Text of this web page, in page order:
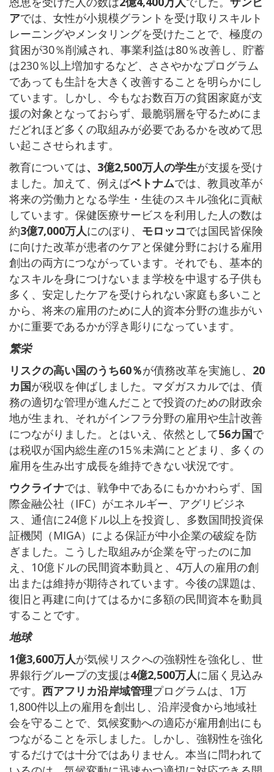
アでは、女性が小規模グラントを受け取りスキルト
レーニングやメンタリングを受けたことで、極度の
貧困が30％削減され、事業利益は80％改善し、貯蓄
は230％以上増加するなど、ささやかなプログラム
であっても生計を大きく改善することを明らかにし
ています。しかし、今もなお数百万の貧困家庭が支
援の対象となっておらず、最脆弱層を守るためにま
だどれほど多くの取組みが必要であるかを改めて思
い起こさせられます。
教育については、3億2,500万人の学生が支援を受け
ました。加えて、例えばベトナムでは、教員改革が
将来の労働力となる学生・生徒のスキル強化に貢献
しています。保健医療サービスを利用した人の数は
約3億7,000万人にのぼり、 モロッコでは国民皆保険
に向けた改革が患者のケアと保健分野における雇用
創出の両方につながっています。それでも、基本的
なスキルを身につけないまま学校を中退する子供も
多く、安定したケアを受けられない家庭も多いこと
から、将来の雇用のために人的資本分野の進歩がい
かに重要であるかが浮き彫りになっています。
繁栄
リスクの高い国のうち60％が債務改革を実施し、 20
カ国が税収を伸ばしました。マダガスカルでは、債
務の適切な管理が進んだことで投資のための財政余
地が生まれ、それがインフラ分野の雇用や生計改善
につながりました。とはいえ、依然として56カ国で
は税収が国内総生産の15％未満にとどまり、多くの
雇用を生み出す成長を維持できない状況です。
ウクライナでは、戦争中であるにもかかわらず、国
際金融公社（IFC）がエネルギー、アグリビジネ
ス、通信に24億ドル以上を投資し、多数国間投資保
証機関（MIGA）による保証が中小企業の破綻を防
ぎました。こうした取組みが企業を守ったのに加
え、10億ドルの民間資本動員と、4万人の雇用の創
出または維持が期待されています。今後の課題は、
復旧と再建に向けてはるかに多額の民間資本を動員
することです。
地球
1億3,600万人が気候リスクへの強靱性を強化し、世
界銀行グループの支援は4億2,500万人に届く見込み
です。 西アフリカ沿岸域管理プログラムは、1万
1,800件以上の雇用を創出し、沿岸浸食から地域社
会を守ることで、気候変動への適応が雇用創出にも
つながることを示しました。しかし、強靱性を強化
するだけでは十分ではありません。本当に問われて